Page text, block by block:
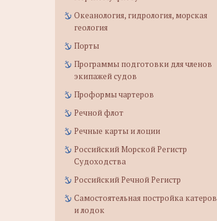
Океанология, гидрология, морская
геология
Порты
Программы подготовки для членов
экипажей судов
Проформы чартеров
Речной флот
Речные карты и лоции
Российский Морской Регистр
Судоходства
Российский Речной Регистр
Самостоятельная постройка катеров
и лодок